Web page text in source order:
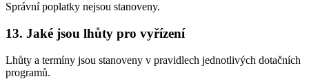
Správní poplatky nejsou stanoveny.
13. Jaké jsou lhůty pro vyřízení
Lhůty a termíny jsou stanoveny v pravidlech jednotlivých dotačních
programů.